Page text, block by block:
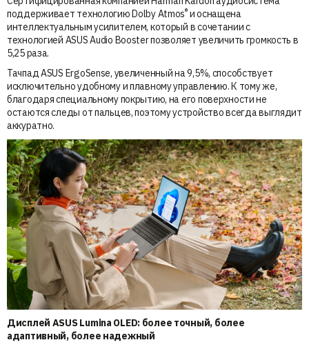
поддерживает технологию Dolby Atmos®и оснащена
интеллектуальным усилителем, который в сочетании с
технологией ASUS Audio Booster позволяет увеличить громкость в
5,25 раза.
Тачпад ASUS ErgoSense, увеличенный на 9,5%, способствует
исключительно удобному и плавному управлению. К тому же,
благодаря специальному покрытию, на его поверхности не
остаются следы от пальцев, поэтому устройство всегда выглядит
аккуратно.
Дисплей ASUS Lumina OLED: более точный, более
адаптивный, более надежный